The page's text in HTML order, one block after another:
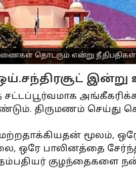
தொடரும் என்று நீதிபதிகள்
கொண்ட அரசியல்
உடல் ரீதியான
திருமணம் செய்து
மூலம்,
ஒரே பாலினத்தை
தம்பதியர்